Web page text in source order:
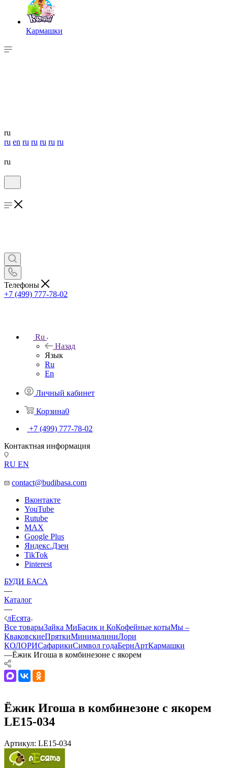
Кармашки
ru
ru en ru ru ru ru ru
ru
Телефоны
+7 (499) 777-78-02
Ru
Назад
Язык
Ru
En
Личный кабинет
Корзина0
+7 (499) 777-78-02
Контактная информация
RU EN
contact@budibasa.com
Вконтакте
YouTube
Rutube
MAX
Google Plus
Яндекс.Дзен
TikTok
Pinterest
БУДИ БАСА
—
Каталог
—
лЕсята
Все товарыЗайка МиБасик и КоКофейные котыМы –
КваковскиеПряткиМинималиниЛори
КОЛОРИСафарикиСимвол годаБернАртКармашки
—Ёжик Игоша в комбинезоне с якорем
Ёжик Игоша в комбинезоне с якорем
LE15-034
Артикул: LE15-034